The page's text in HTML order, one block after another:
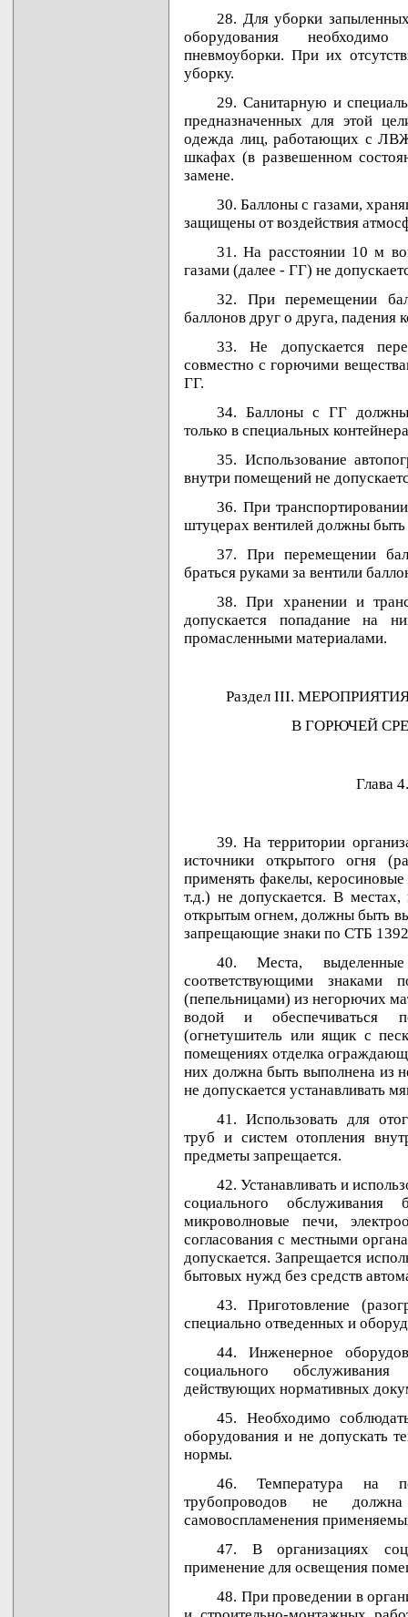
28. Для уборки
оборудования
пневмоуборки. При их
уборку.
29. Санитарную и
предназначенных для этой
одежда лиц, работающих с
шкафах (в развешенном
замене.
30. Баллоны с газами,
защищены от воздействия
31. На расстоянии 10 м
газами (далее - ГГ) не
32. При перемещении
баллонов друг о друга, падения
33. Не допускается
совместно с горючими
ГГ.
34. Баллоны с ГГ должны
только в специальных
35. Использование
внутри помещений не
36. При
штуцерах вентилей должны
37. При перемещении
браться руками за вентили
38. При хранении и
допускается попадание на
промасленными материалами.
Раздел III.
В ГОРЮЧЕЙ
Глава
39. На территории
источники открытого огня
применять факелы,
т.д.) не допускается. В местах,
открытым огнем, должны быть
запрещающие знаки по СТБ
40. Места,
соответствующими знаками
(пепельницами) из негорючих
водой и обеспечиваться
(огнетушитель или ящик с
помещениях отделка
них должна быть выполнена из
не допускается устанавливать
41. Использовать для
труб и систем отопления
предметы запрещается.
42. Устанавливать и
социального обслуживания
микроволновые печи,
согласования с местными
допускается. Запрещается
бытовых нужд без средств
43. Приготовление
специально отведенных и
44. Инженерное
социального
действующих нормативных
45. Необходимо
оборудования и не допускать
нормы.
46. Температура на
трубопроводов не
самовоспламенения
47. В организациях
применение для освещения
48. При проведении в